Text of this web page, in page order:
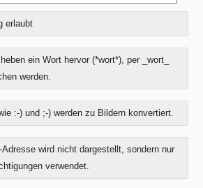
erlaubt
ein Wort hervor (*wort*), per _wort_
werden.
:-) und ;-) werden zu Bildern konvertiert.
Adresse wird nicht dargestellt, sondern nur
verwendet.